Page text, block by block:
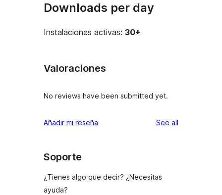
Downloads per day
Instalaciones activas: 30+
Valoraciones
No reviews have been submitted yet.
Añadir mi reseña See all
Soporte
¿Tienes algo que decir? ¿Necesitas
ayuda?